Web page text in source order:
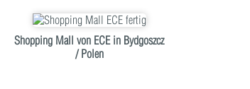
Shopping Mall von ECE in Bydgoszcz
/ Polen